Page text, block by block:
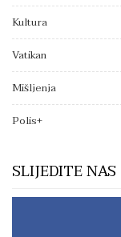
Kultura
Vatikan
Mišljenja
Polis+
SLIJEDITE NAS